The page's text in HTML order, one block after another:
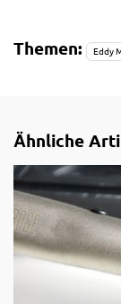
Themen: Eddy
Ähnliche